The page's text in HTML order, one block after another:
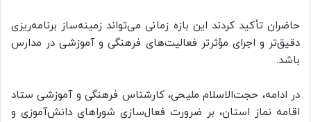
حاضران تأکید کردند این بازه زمانی می‌تواند زمینه‌ساز برنامه‌ریزی
دقیق‌تر و اجرای مؤثرتر فعالیت‌های فرهنگی و آموزشی در مدارس
باشد.
در ادامه، حجت‌الاسلام ملیحی، کارشناس فرهنگی و آموزشی ستاد
اقامه نماز استان، بر ضرورت فعال‌سازی شوراهای دانش‌آموزی و